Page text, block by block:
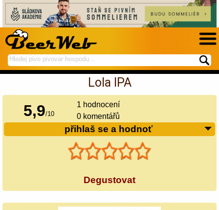
hledej
na
spustí
hledání
Lola IPA
5,9/10
1 hodnocení
0 komentářů
přihlaš se a hodnoť
Degustovat